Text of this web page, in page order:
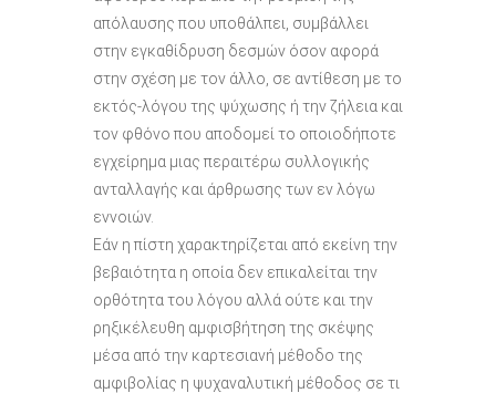
απόλαυσης που υποθάλπει, συμβάλλει
στην εγκαθίδρυση δεσμών όσον αφορά
στην σχέση με τον άλλο, σε αντίθεση με το
εκτός-λόγου της ψύχωσης ή την ζήλεια και
τον φθόνο που αποδομεί το οποιοδήποτε
εγχείρημα μιας περαιτέρω συλλογικής
ανταλλαγής και άρθρωσης των εν λόγω
εννοιών.
Εάν η πίστη χαρακτηρίζεται από εκείνη την
βεβαιότητα η οποία δεν επικαλείται την
ορθότητα του λόγου αλλά ούτε και την
ρηξικέλευθη αμφισβήτηση της σκέψης
μέσα από την καρτεσιανή μέθοδο της
αμφιβολίας η ψυχαναλυτική μέθοδος σε τι